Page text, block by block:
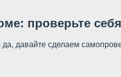
проверьте
давайте сделаем